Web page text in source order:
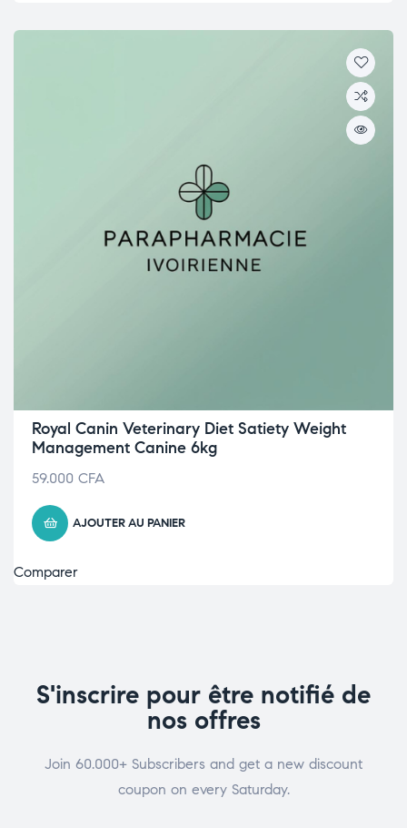
Royal Canin Veterinary Diet Satiety Weight
Management Canine 6kg
59.000 CFA
AJOUTER AU PANIER
Comparer
S'inscrire pour être notifié de
nos offres
Join 60.000+ Subscribers and get a new discount
coupon on every Saturday.